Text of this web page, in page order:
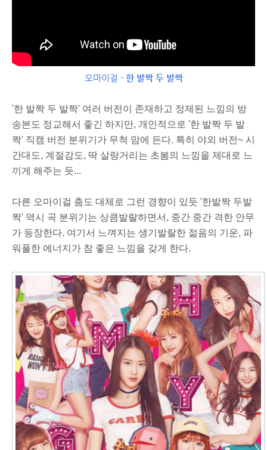
오마이걸 - 한 발짝 두 발짝
'한 발짝 두 발짝' 여러 버전이 존재하고 정제된 느낌의 방
송본도 정교해서 좋긴 하지만, 개인적으로 '한 발짝 두 발
짝' 직캠 버전 분위기가 무척 맘에 든다. 특히 야외 버전~ 시
간대도, 계절감도, 딱 살랑거리는 초봄의 느낌을 제대로 느
끼게 해주는 듯...
다른 오마이걸 춤도 대체로 그런 경향이 있듯 '한발짝 두발
짝' 역시 곡 분위기는 상큼발랄하면서, 중간 중간 격한 안무
가 등장한다. 여기서 느껴지는 생기발랄한 젊음의 기운, 파
워풀한 에너지가 참 좋은 느낌을 갖게 한다.